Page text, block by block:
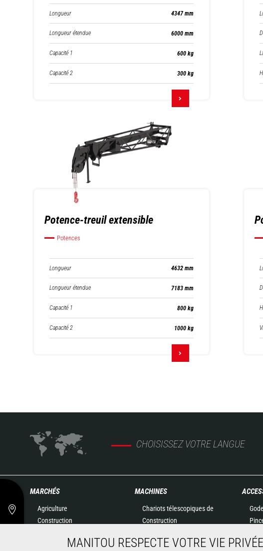
Longueur 4347 mm
Longueur étendue 6000 mm
Capacité 1 600 kg
Capacité 2 300 kg
Potence-treuil extensible
Potences
Longueur 4632 mm
Longueur étendue 7183 mm
Capacité 1 800 kg
Capacité 2 1000 kg
CHOISISSEZ VOTRE LANGUE
MARCHÉS
Agriculture
Construction
Pétrole & gaz
MACHINES
Chariots télescopiques de
Construction
Agricoles
MANITOU RESPECTE VOTRE VIE PRIVÉE